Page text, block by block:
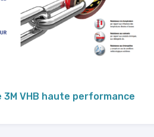
3M VHB haute performance